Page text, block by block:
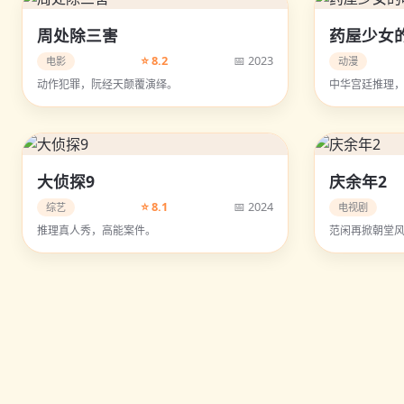
周处除三害
电影 ⭐ 8.2 📅 2023
动作犯罪，阮经天颠覆演绎。
药屋少女
动漫
中华宫廷推理
大侦探9
综艺 ⭐ 8.1 📅 2024
推理真人秀，高能案件。
庆余年2
电视剧
范闲再掀朝堂